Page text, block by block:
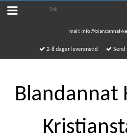
mail: info@blandannat-
2-8 dagar leveranstid Send
Blandannat